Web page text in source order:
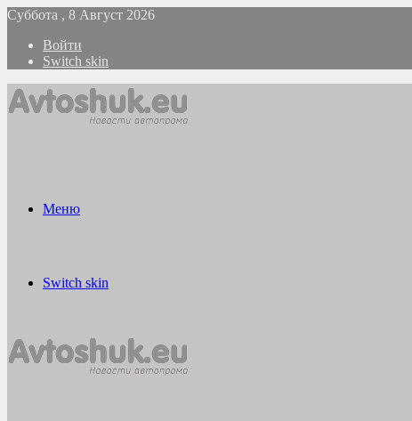
Суббота , 8 Август 2026
Войти
Switch skin
Меню
Switch skin